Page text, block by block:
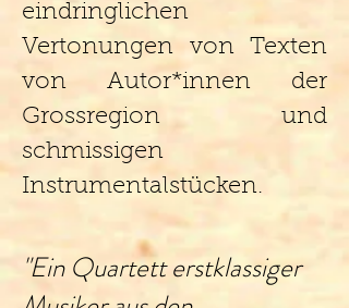
eindringlichen
Vertonungen von Texten
von Autor*innen der
Grossregion und
schmissigen
Instrumentalstücken.
"Ein Quartett erstklassiger